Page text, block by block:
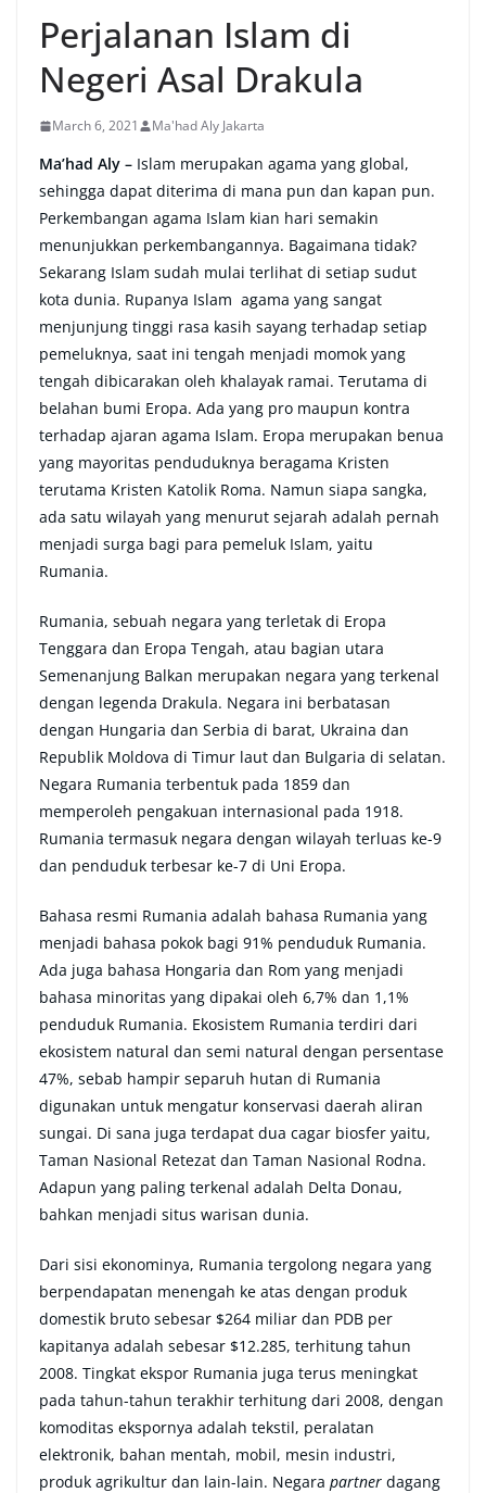
Perjalanan Islam di
Negeri Asal Drakula
March 6, 2021 Ma'had Aly Jakarta
Ma’had Aly – Islam merupakan agama yang global,
sehingga dapat diterima di mana pun dan kapan pun.
Perkembangan agama Islam kian hari semakin
menunjukkan perkembangannya. Bagaimana tidak?
Sekarang Islam sudah mulai terlihat di setiap sudut
kota dunia. Rupanya Islam agama yang sangat
menjunjung tinggi rasa kasih sayang terhadap setiap
pemeluknya, saat ini tengah menjadi momok yang
tengah dibicarakan oleh khalayak ramai. Terutama di
belahan bumi Eropa. Ada yang pro maupun kontra
terhadap ajaran agama Islam. Eropa merupakan benua
yang mayoritas penduduknya beragama Kristen
terutama Kristen Katolik Roma. Namun siapa sangka,
ada satu wilayah yang menurut sejarah adalah pernah
menjadi surga bagi para pemeluk Islam, yaitu
Rumania.
Rumania, sebuah negara yang terletak di Eropa
Tenggara dan Eropa Tengah, atau bagian utara
Semenanjung Balkan merupakan negara yang terkenal
dengan legenda Drakula. Negara ini berbatasan
dengan Hungaria dan Serbia di barat, Ukraina dan
Republik Moldova di Timur laut dan Bulgaria di selatan.
Negara Rumania terbentuk pada 1859 dan
memperoleh pengakuan internasional pada 1918.
Rumania termasuk negara dengan wilayah terluas ke-9
dan penduduk terbesar ke-7 di Uni Eropa.
Bahasa resmi Rumania adalah bahasa Rumania yang
menjadi bahasa pokok bagi 91% penduduk Rumania.
Ada juga bahasa Hongaria dan Rom yang menjadi
bahasa minoritas yang dipakai oleh 6,7% dan 1,1%
penduduk Rumania. Ekosistem Rumania terdiri dari
ekosistem natural dan semi natural dengan persentase
47%, sebab hampir separuh hutan di Rumania
digunakan untuk mengatur konservasi daerah aliran
sungai. Di sana juga terdapat dua cagar biosfer yaitu,
Taman Nasional Retezat dan Taman Nasional Rodna.
Adapun yang paling terkenal adalah Delta Donau,
bahkan menjadi situs warisan dunia.
Dari sisi ekonominya, Rumania tergolong negara yang
berpendapatan menengah ke atas dengan produk
domestik bruto sebesar $264 miliar dan PDB per
kapitanya adalah sebesar $12.285, terhitung tahun
2008. Tingkat ekspor Rumania juga terus meningkat
pada tahun-tahun terakhir terhitung dari 2008, dengan
komoditas ekspornya adalah tekstil, peralatan
elektronik, bahan mentah, mobil, mesin industri,
produk agrikultur dan lain-lain. Negara partner dagang